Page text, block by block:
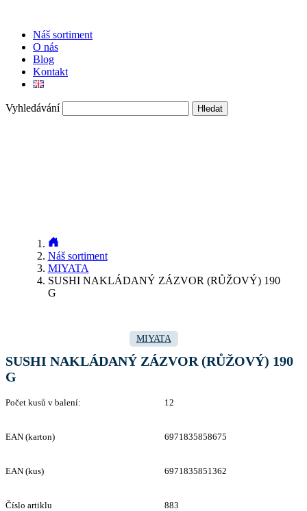
Náš sortiment
O nás
Blog
Kontakt
Vyhledávání
Náš sortiment
MIYATA
SUSHI NAKLÁDANÝ ZÁZVOR (RŮŽOVÝ) 190
G
MIYATA
SUSHI NAKLÁDANÝ ZÁZVOR (RŮŽOVÝ) 190
G
Počet kusů v balení: 12
EAN (karton) 6971835858675
EAN (kus) 6971835851362
Číslo artiklu 883